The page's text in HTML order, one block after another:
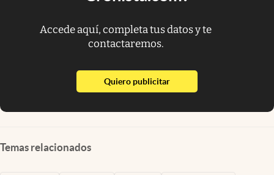
Accede aquí, completa tus datos y te
contactaremos.
Quiero publicitarabre en nueva pestaña
Temas relacionados